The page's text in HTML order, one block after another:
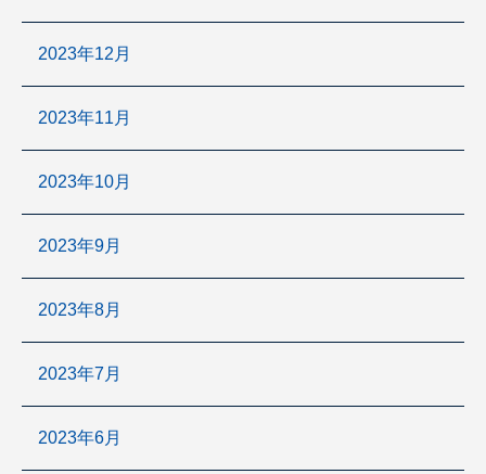
2023年12月
2023年11月
2023年10月
2023年9月
2023年8月
2023年7月
2023年6月